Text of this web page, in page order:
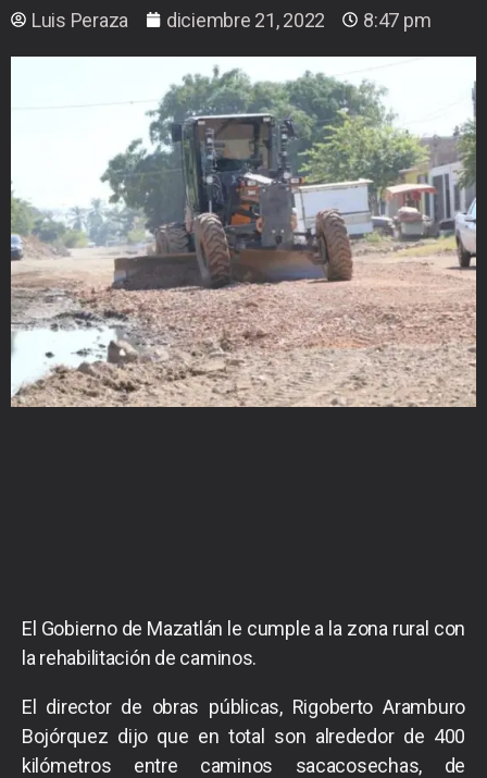
Luis Peraza diciembre 21, 2022 8:47 pm
El Gobierno de Mazatlán le cumple a la zona rural con
la rehabilitación de caminos.
El director de obras públicas, Rigoberto Aramburo
Bojórquez dijo que en total son alrededor de 400
kilómetros entre caminos sacacosechas, de